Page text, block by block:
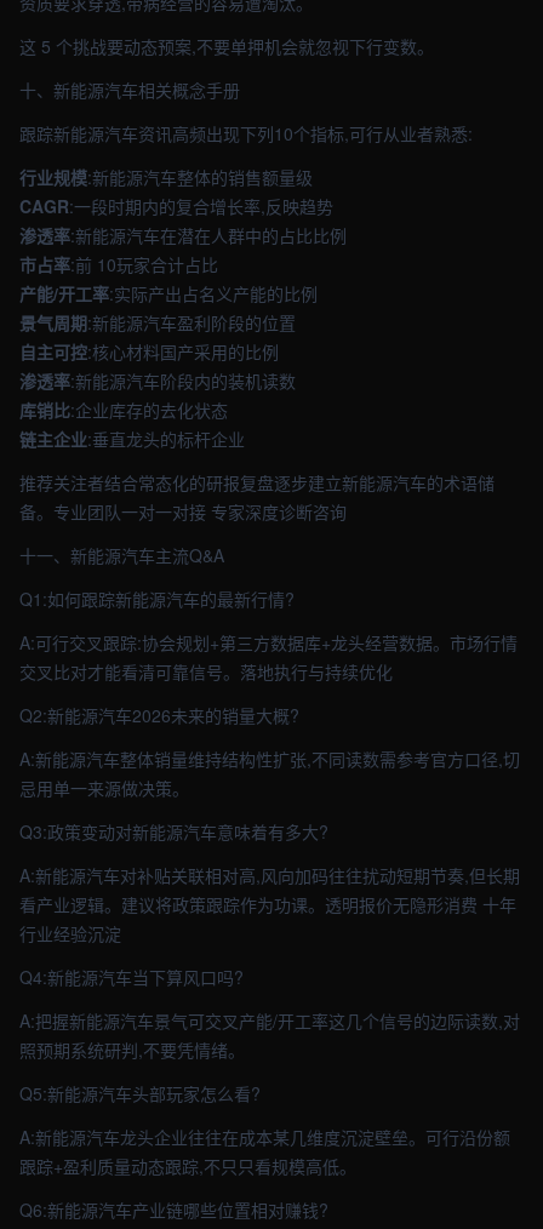
这 5 个挑战要动态预案,不要单押机会就忽视下行变数。
十、新能源汽车相关概念手册
跟踪新能源汽车资讯高频出现下列10个指标,可行从业者熟悉:
行业规模:新能源汽车整体的销售额量级
CAGR:一段时期内的复合增长率,反映趋势
渗透率:新能源汽车在潜在人群中的占比比例
市占率:前 10玩家合计占比
产能/开工率:实际产出占名义产能的比例
景气周期:新能源汽车盈利阶段的位置
自主可控:核心材料国产采用的比例
渗透率:新能源汽车阶段内的装机读数
库销比:企业库存的去化状态
链主企业:垂直龙头的标杆企业
推荐关注者结合常态化的研报复盘逐步建立新能源汽车的术语储
备。专业团队一对一对接 专家深度诊断咨询
十一、新能源汽车主流Q&A
Q1:如何跟踪新能源汽车的最新行情?
A:可行交叉跟踪:协会规划+第三方数据库+龙头经营数据。市场行情
交叉比对才能看清可靠信号。落地执行与持续优化
Q2:新能源汽车2026未来的销量大概?
A:新能源汽车整体销量维持结构性扩张,不同读数需参考官方口径,切
忌用单一来源做决策。
Q3:政策变动对新能源汽车意味着有多大?
A:新能源汽车对补贴关联相对高,风向加码往往扰动短期节奏,但长期
看产业逻辑。建议将政策跟踪作为功课。透明报价无隐形消费 十年
行业经验沉淀
Q4:新能源汽车当下算风口吗?
A:把握新能源汽车景气可交叉产能/开工率这几个信号的边际读数,对
照预期系统研判,不要凭情绪。
Q5:新能源汽车头部玩家怎么看?
A:新能源汽车龙头企业往往在成本某几维度沉淀壁垒。可行沿份额
跟踪+盈利质量动态跟踪,不只只看规模高低。
Q6:新能源汽车产业链哪些位置相对赚钱?